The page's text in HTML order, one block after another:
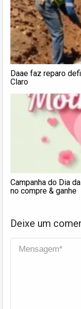
Daae faz reparo
Claro
Campanha do Dia
no compre & ganhe
Deixe um